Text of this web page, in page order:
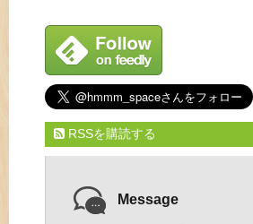
RSSを購読する
Message